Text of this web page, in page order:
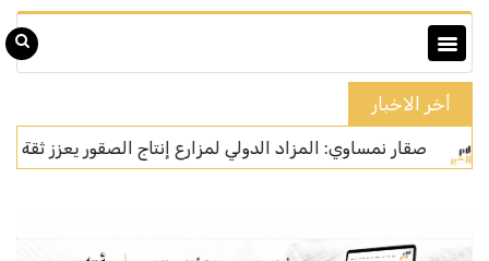
أخر الاخبار
نمساوي: المزاد الدولي لمزارع إنتاج الصقور يعزز ثقة المزارع